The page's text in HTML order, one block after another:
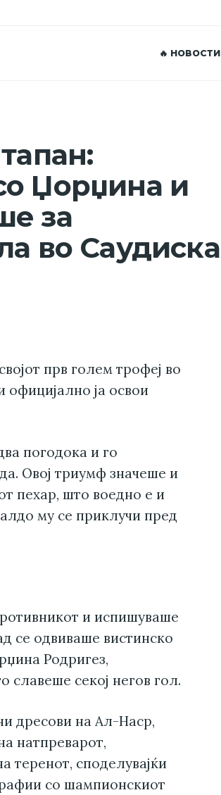
🔥 НОВОСТИ
Џорџина и
за
во Саудиска
прв голем трофеј во
официјално ја освои
погодока и го
Овој триумф значеше и
пехар, што воедно е и
му се приклучи пред
и испишуваше
се одвиваше вистинско
Родригез,
славеше секој негов гол.
дресови на Ал-Наср,
натпреварот,
теренот, споделувајќи
со шампионскиот